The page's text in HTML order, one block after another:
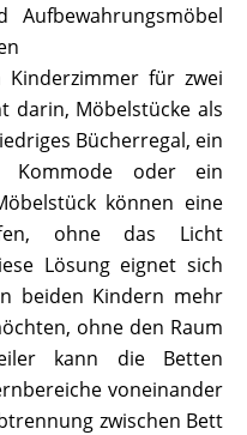
Aufbewahrungsmöbel
Kinderzimmer für zwei
darin, Möbelstücke als
Bücherregal, ein
Kommode oder ein
können eine
ohne das Licht
Lösung eignet sich
beiden Kindern mehr
ohne den Raum
kann die Betten
voneinander
zwischen Bett